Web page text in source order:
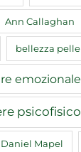
Ann Callaghan
bellezza pelle
emozionale
psicofisico
Daniel Mapel